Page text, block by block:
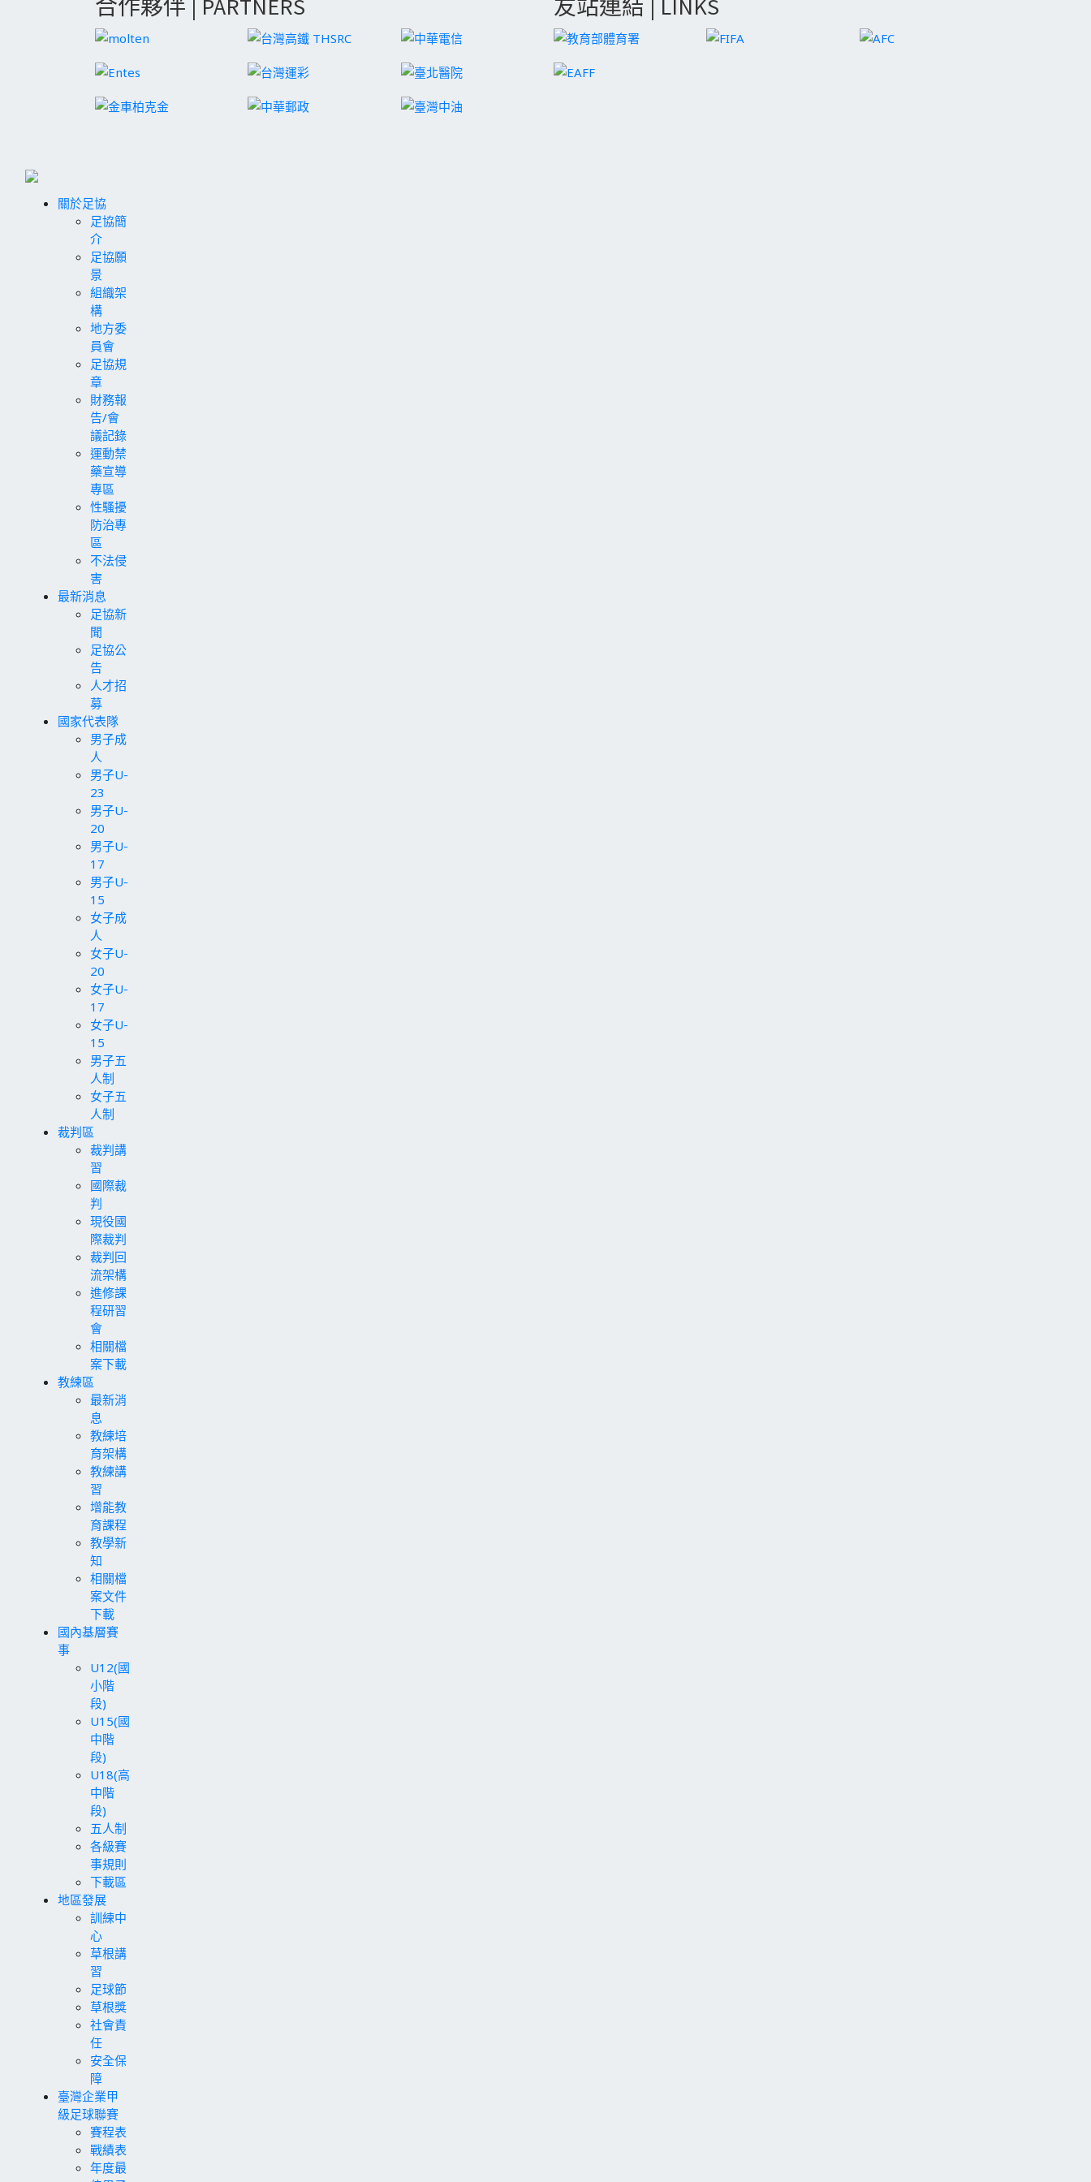
合作夥伴 | PARTNERS 友站連結 | LINKS
關於足協
足協簡
介
足協願
景
組織架
構
地方委
員會
足協規
章
財務報
告/會
議記錄
運動禁
藥宣導
專區
性騷擾
防治專
區
不法侵
害
最新消息
足協新
聞
足協公
告
人才招
募
國家代表隊
男子成
人
男子U-
23
男子U-
20
男子U-
17
男子U-
15
女子成
人
女子U-
20
女子U-
17
女子U-
15
男子五
人制
女子五
人制
裁判區
裁判講
習
國際裁
判
現役國
際裁判
裁判回
流架構
進修課
程研習
會
相關檔
案下載
教練區
最新消
息
教練培
育架構
教練講
習
增能教
育課程
教學新
知
相關檔
案文件
下載
國內基層賽
事
U12(國
小階
段)
U15(國
中階
段)
U18(高
中階
段)
五人制
各級賽
事規則
下載區
地區發展
訓練中
心
草根講
習
足球節
草根獎
社會責
任
安全保
障
臺灣企業甲
級足球聯賽
賽程表
戰績表
年度最